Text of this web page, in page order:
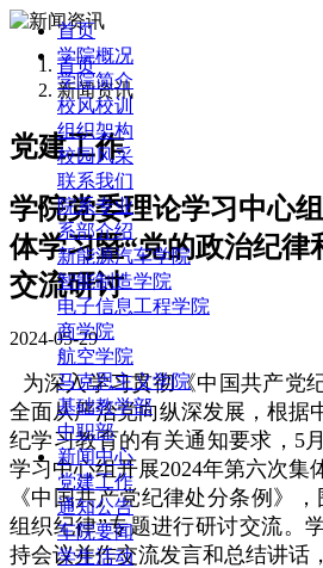
首页
学院概况
学院简介
校风校训
组织架构
校园风采
联系我们
院系专业
系部介绍
新能源汽车学院
智能制造学院
电子信息工程学院
商学院
航空学院
马克思主义学院
基础教学部
中职部
新闻中心
党建工作
通知公告
车院要闻
学生活动
首页
新闻资讯
党建工作
学院党委理论学习中心
体学习暨“党的政治纪律
交流研讨
2024-05-29
为深入学习贯彻《中国共产党
全面从严治党向纵深发展，根据
纪学习教育的有关通知要求，5
学习中心组开展2024年第六次集
《中国共产党纪律处分条例》
组织纪律”专题进行研讨交流。
持会议并作交流发言和总结讲话